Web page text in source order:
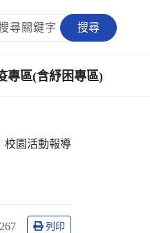
搜尋
專區(含紓困專區)
校園活動報導
列印